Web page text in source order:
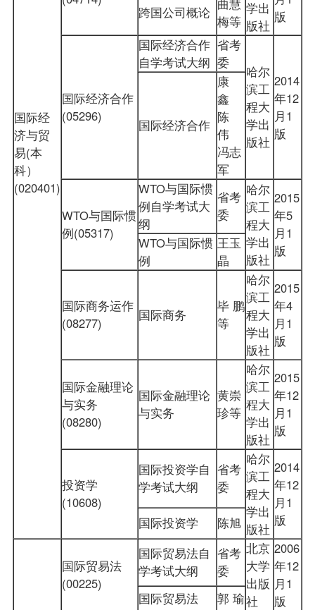
国际经
济与贸
易(本
科）
(020401)
学出
版社
版
跨国公司概论
梅等
国际经济合作
(05296)
国际经济合作
自学考试大纲
省考
委
哈尔
滨工
程大
学出
版社
2014
年12
月1
版
国际经济合作
康
鑫
陈
伟
冯志
军
WTO与国际惯
例(05317)
WTO与国际惯
例自学考试大
纲
省考
委
哈尔
滨工
程大
学出
版社
2015
年5
月1
版
WTO与国际惯
例
王玉
晶
国际商务运作
(08277)
国际商务
毕 鹏
等
哈尔
滨工
程大
学出
版社
2015
年4
月1
版
国际金融理论
与实务
(08280)
国际金融理论
与实务
黄崇
珍等
哈尔
滨工
程大
学出
版社
2015
年12
月1
版
投资学
(10608)
国际投资学自
学考试大纲
省考
委
哈尔
滨工
程大
学出
版社
2014
年12
月1
版
国际投资学 陈旭
国际贸易法
(00225)
国际贸易法自
学考试大纲
省考
委
北京
大学
出版
社
2006
年12
月1
版
国际贸易法 郭 瑜